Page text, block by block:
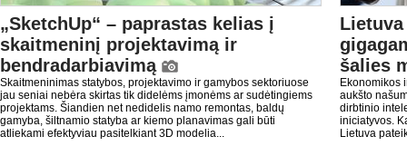
„SketchUp“ – paprastas kelias į
skaitmeninį projektavimą ir
bendradarbiavimą
Skaitmeninimas statybos, projektavimo ir gamybos sektoriuose
jau seniai nebėra skirtas tik didelėms įmonėms ar sudėtingiems
projektams. Šiandien net nedidelis namo remontas, baldų
gamyba, šiltnamio statyba ar kiemo planavimas gali būti
atliekami efektyviau pasitelkiant 3D modelia...
šalies
Ekonomikos
aukšto
dirbtinio
iniciatyvos.
Lietuva